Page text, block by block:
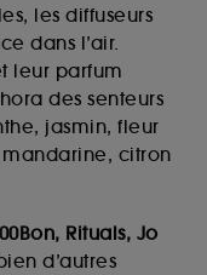
les diffuseurs
dans l’air.
leur parfum
des senteurs
jasmin, fleur
citron
Rituals, Jo
d’autres